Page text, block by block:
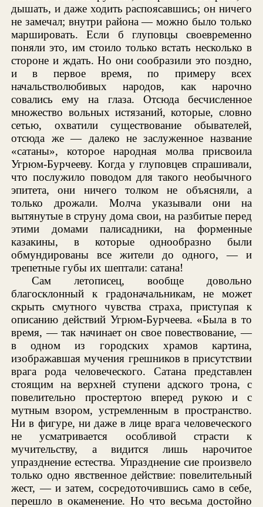
дышать, и даже ходить распоясавшись; он ничего
не замечал; внутри района — можно было только
маршировать. Если б глуповцы своевременно
поняли это, им стоило только встать несколько в
стороне и ждать. Но они сообразили это поздно,
и в первое время, по примеру всех
начальстволюбивых народов, как нарочно
совались ему на глаза. Отсюда бесчисленное
множество вольных истязаний, которые, словно
сетью, охватили существование обывателей,
отсюда же — далеко не заслуженное название
«сатаны», которое народная молва присвоила
Угрюм-Бурчееву. Когда у глуповцев спрашивали,
что послужило поводом для такого необычного
эпитета, они ничего толком не объясняли, а
только дрожали. Молча указывали они на
вытянутые в струну дома свои, на разбитые перед
этими домами палисадники, на форменные
казакины, в которые однообразно были
обмундированы все жители до одного, — и
трепетные губы их шептали: сатана!
Сам летописец, вообще довольно
благосклонный к градоначальникам, не может
скрыть смутного чувства страха, приступая к
описанию действий Угрюм-Бурчеева. «Была в то
время, — так начинает он свое повествование, —
в одном из городских храмов картина,
изображавшая мучения грешников в присутствии
врага рода человеческого. Сатана представлен
стоящим на верхней ступени адского трона, с
повелительно простертою вперед рукою и с
мутным взором, устремленным в пространство.
Ни в фигуре, ни даже в лице врага человеческого
не усматривается особливой страсти к
мучительству, а видится лишь нарочитое
упразднение естества. Упразднение сие произвело
только одно явственное действие: повелительный
жест, — и затем, сосредоточившись само в себе,
перешло в окаменение. Но что весьма достойно